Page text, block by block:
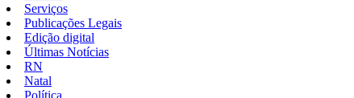
Serviços
Publicações Legais
Edição digital
Últimas Notícias
RN
Natal
Política